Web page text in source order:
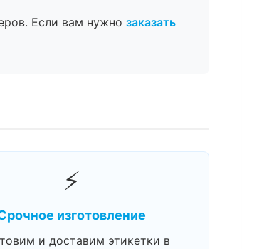
Если вам нужно заказать
⚡
изготовление
и доставим этикетки в